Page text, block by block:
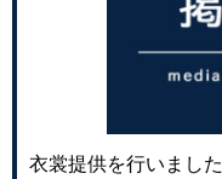
衣裳提供を行いました